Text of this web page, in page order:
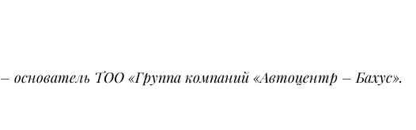
– основатель ТОО «Группа компаний «Автоцентр – Бахус».